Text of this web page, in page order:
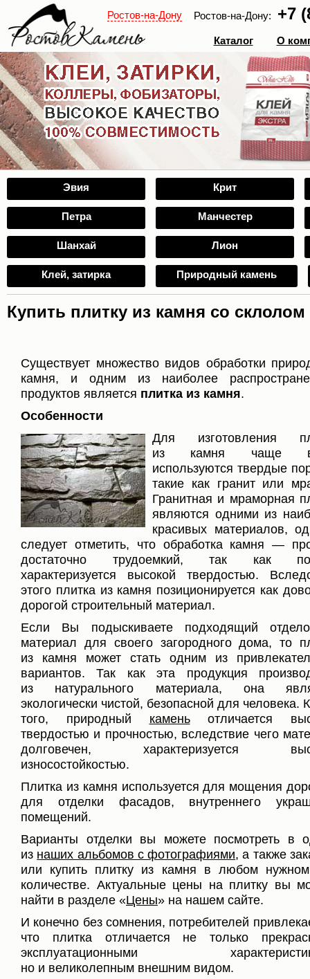
Ростов-на-Дону Ростов-на-Дону: +7
Каталог О
Эвия Крит
Петра Манчестер
Шанхай Лион
Клей, затирка Природный камень
Купить плитку из камня со склолом
Существует множество видов обработки
камня, и одним из наиболее
продуктов является плитка из камня.
Особенности
Для изготовления
из камня чаще
используются твердые
такие как гранит или
Гранитная и мраморная
являются одними из
красивых материалов,
следует отметить, что обработка камня —
достаточно трудоемкий, так как
характеризуется высокой твердостью.
этого плитка из камня позиционируется как
дорогой строительный материал.
Если Вы подыскиваете подходящий
материал для своего загородного дома, то
из камня может стать одним из
вариантов. Так как эта продукция
из натурального материала, она
экологически чистой, безопасной для человека.
того, природный каменьотличается
твердостью и прочностью, вследствие чего
долговечен, характеризуется
износостойкостью.
Плитка из камня используется для мощения
для отделки фасадов, внутреннего
помещений.
Варианты отделки вы можете посмотреть в
из наших альбомов с фотографиями, а также
или купить плитку из камня в любом
количестве. Актуальные цены на плитку вы
найти в разделе «Цены» на нашем сайте.
И конечно без сомнения, потребителей
что плитка отличается не только
эксплуатационными
но и великолепным внешним видом.